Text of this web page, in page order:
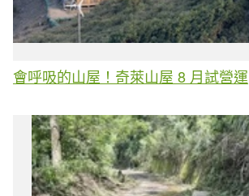
會呼吸的山屋！奇萊山屋 8 月試營運